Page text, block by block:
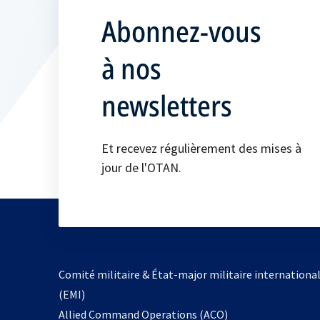
Abonnez-vous
à nos
newsletters
Et recevez régulièrement des mises à
jour de l'OTAN.
Comité militaire & État-major militaire international
(EMI)
Allied Command Operations (ACO)